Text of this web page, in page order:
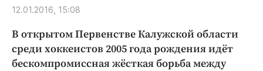
Статьи
Народные новости
Авто и транспорт
Благоустройство
12.01.2016, 15:08
В открытом Первенстве Калужской области
среди хоккеистов 2005 года рождения идёт
бескомпромиссная жёсткая борьба между